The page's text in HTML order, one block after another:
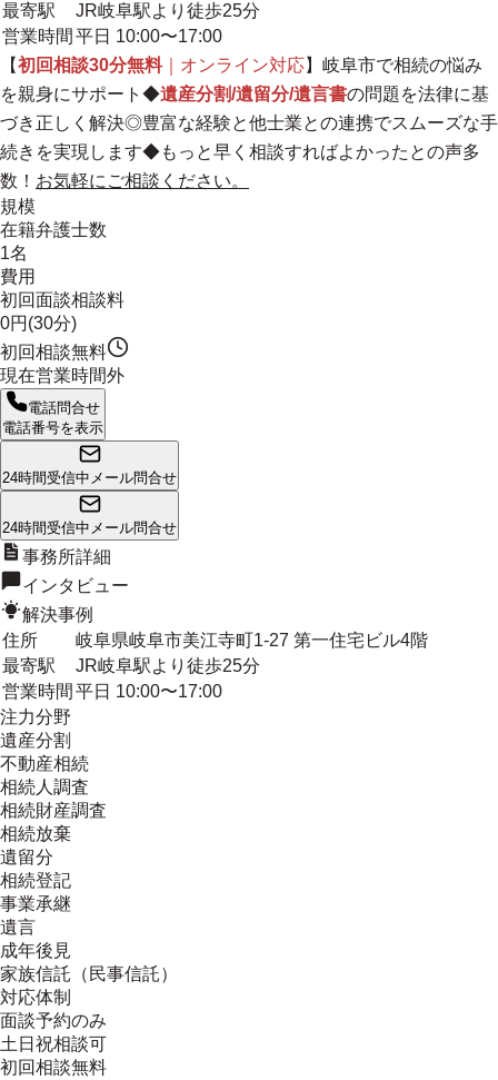
最寄駅
JR岐阜駅より徒歩25分
営業時間 平日 10:00〜17:00
【初回相談30分無料｜オンライン対応】岐阜市で相続の悩み
を親身にサポート◆遺産分割/遺留分/遺言書の問題を法律に基
づき正しく解決◎豊富な経験と他士業との連携でスムーズな手
続きを実現します◆もっと早く相談すればよかったとの声多
数！ お気軽にご相談ください。
規模
在籍弁護士数
1名
費用
初回面談相談料
0円(30分)
初回相談無料
現在営業時間外
電話問合せ
電話番号を表示
24時間受信中 メール問合せ
24時間受信中 メール問合せ
事務所詳細
インタビュー
解決事例
住所
岐阜県岐阜市美江寺町1-27 第一住宅ビル4階
最寄駅
JR岐阜駅より徒歩25分
営業時間 平日 10:00〜17:00
注力分野
遺産分割
不動産相続
相続人調査
相続財産調査
相続放棄
遺留分
相続登記
事業承継
遺言
成年後見
家族信託（民事信託）
対応体制
面談予約のみ
土日祝相談可
初回相談無料